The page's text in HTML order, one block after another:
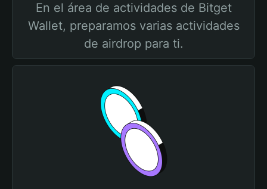
En el área de actividades de Bitget
Wallet, preparamos varias actividades
de airdrop para ti.